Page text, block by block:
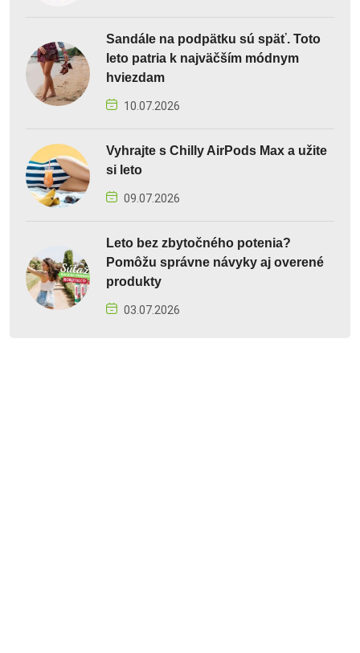
Sandále na podpätku sú späť. Toto
leto patria k najväčším módnym
hviezdam
10.07.2026
Vyhrajte s Chilly AirPods Max a užite
si leto
09.07.2026
Leto bez zbytočného potenia?
Pomôžu správne návyky aj overené
produkty
03.07.2026